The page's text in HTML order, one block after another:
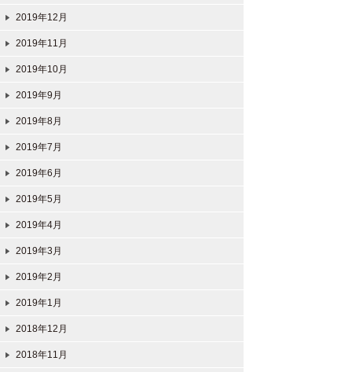
2019年12月
2019年11月
2019年10月
2019年9月
2019年8月
2019年7月
2019年6月
2019年5月
2019年4月
2019年3月
2019年2月
2019年1月
2018年12月
2018年11月